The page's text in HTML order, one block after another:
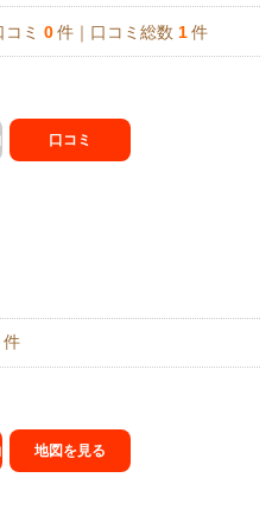
ミ 0 件｜口コミ総数 1 件
口コミ
件
地図を見る